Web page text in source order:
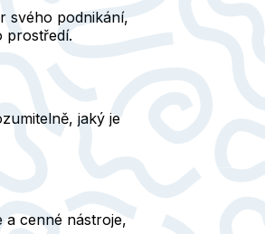
svého podnikání,
prostředí.
jaký je
a cenné nástroje,